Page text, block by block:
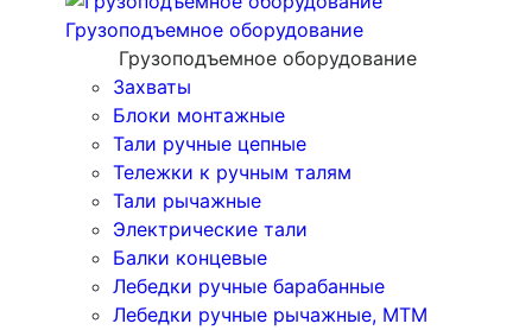
Грузоподъемное оборудование
Грузоподъемное оборудование
Захваты
Блоки монтажные
Тали ручные цепные
Тележки к ручным талям
Тали рычажные
Электрические тали
Балки концевые
Лебедки ручные барабанные
Лебедки ручные рычажные, МТМ